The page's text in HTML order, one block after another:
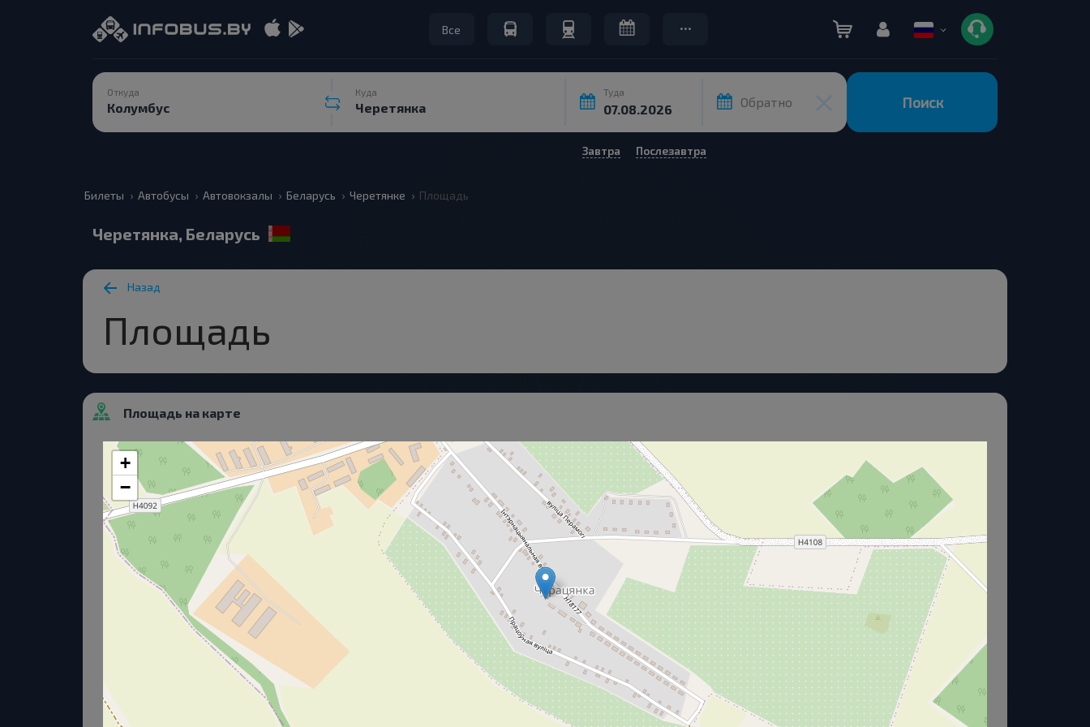
Все
Откуда Куда Туда
Обратно Поиск
Завтра Послезавтра
Билеты Автобусы Автовокзалы Беларусь Черетянке Площадь
Черетянка, Беларусь
Назад
Площадь
Площадь на карте
+
−